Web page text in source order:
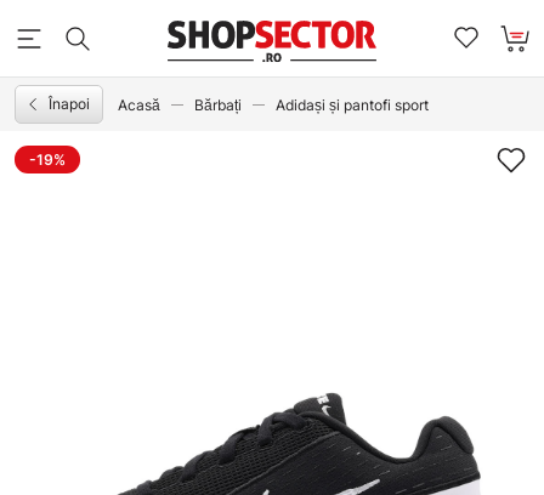
Înapoi Acasă Bărbați Adidași și pantofi sport
-19%